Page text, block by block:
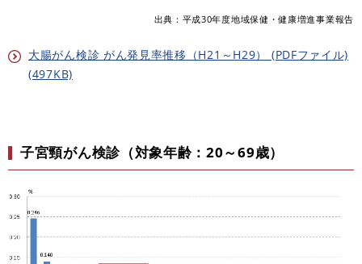
出典：平成30年度地域保健・健康増進事業報告
大腸がん検診 がん発見率推移（H21～H29） (PDFファイル)
(497KB)
子宮頸がん検診（対象年齢：20～69歳）